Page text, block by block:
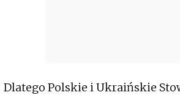
Dlatego Polskie i Ukraińskie